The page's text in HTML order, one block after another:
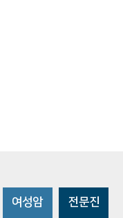
여성암 전문진